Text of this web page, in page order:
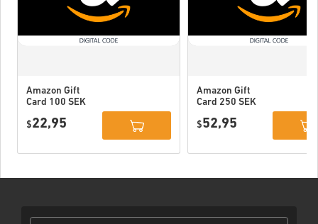
Amazon Gift
Card 100 SEK
$22,95
Amazon Gift
Card 250 SEK
$52,95